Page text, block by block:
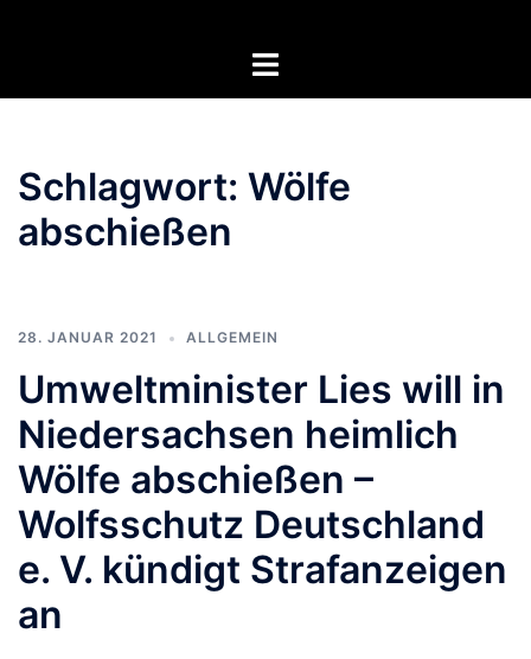
Menü
Schlagwort: Wölfe
abschießen
28. JANUAR 2021 ALLGEMEIN
Umweltminister Lies will in
Niedersachsen heimlich
Wölfe abschießen –
Wolfsschutz Deutschland
e. V. kündigt Strafanzeigen
an